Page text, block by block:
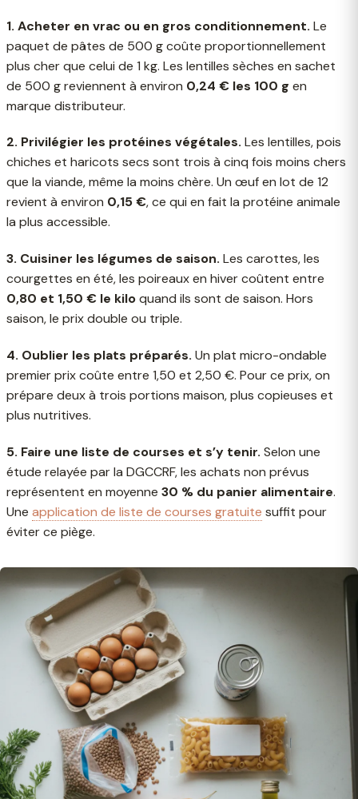
1. Acheter en vrac ou en gros conditionnement. Le
paquet de pâtes de 500 g coûte proportionnellement
plus cher que celui de 1 kg. Les lentilles sèches en sachet
de 500 g reviennent à environ 0,24 € les 100 g en
marque distributeur.
2. Privilégier les protéines végétales. Les lentilles, pois
chiches et haricots secs sont trois à cinq fois moins chers
que la viande, même la moins chère. Un œuf en lot de 12
revient à environ 0,15 €, ce qui en fait la protéine animale
la plus accessible.
3. Cuisiner les légumes de saison. Les carottes, les
courgettes en été, les poireaux en hiver coûtent entre
0,80 et 1,50 € le kiloquand ils sont de saison. Hors
saison, le prix double ou triple.
4. Oublier les plats préparés. Un plat micro-ondable
premier prix coûte entre 1,50 et 2,50 €. Pour ce prix, on
prépare deux à trois portions maison, plus copieuses et
plus nutritives.
5. Faire une liste de courses et s’y tenir. Selon une
étude relayée par la DGCCRF, les achats non prévus
représentent en moyenne 30 % du panier alimentaire.
Une application de liste de courses gratuite suffit pour
éviter ce piège.